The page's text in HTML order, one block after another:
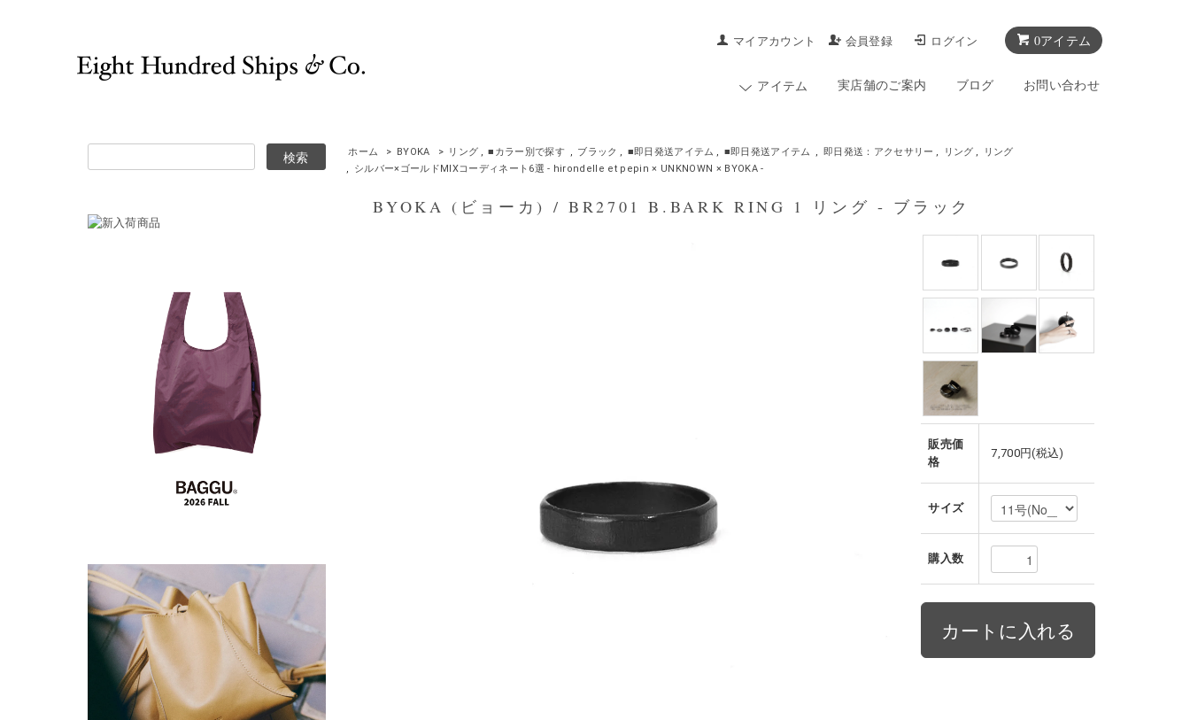
0アイテム
マイアカウント 会員登録 ログイン
アイテム 実店舗のご案内 ブログ お問い合わせ
ホーム > BYOKA > リング , ■カラー別で探す , ブラック , ■即日発送アイテム , ■即日発送アイテム , 即日発送：アクセサリー , リング ,
リング
,
シルバー×ゴールドMIXコーディネート6選 - hirondelle et pepin × UNKNOWN × BYOKA -
BYOKA (ビョーカ) / BR2701 B.BARK RING 1 リング - ブラック
販売価
格
7,700円(税込)
サイズ
購入数